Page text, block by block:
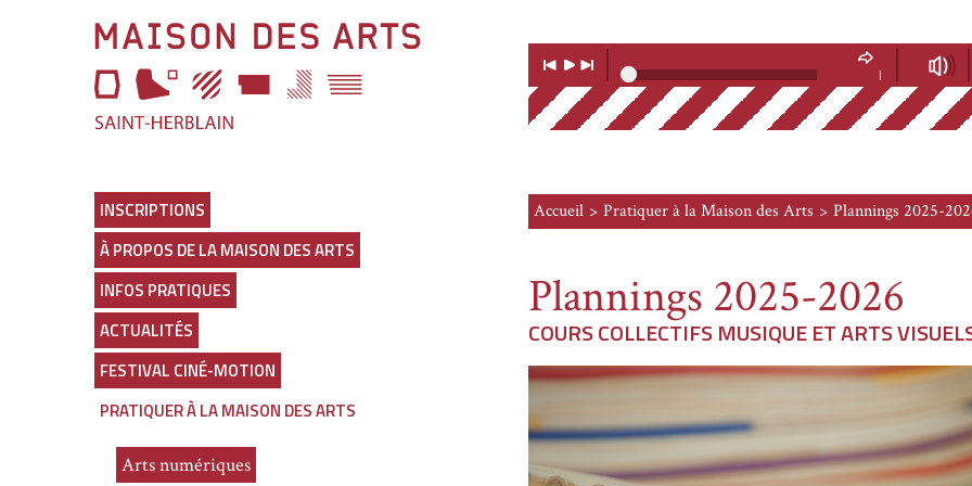
Maison
des
Arts
page
d'accueil
Lecteur
Soundcloud
Musique
précédente
LectureMusique
suivante
Volume
|
INSCRIPTIONS
À PROPOS DE LA MAISON DES ARTS
INFOS PRATIQUES
ACTUALITÉS
FESTIVAL CINÉ-MOTION
PRATIQUER À LA MAISON DES ARTS
Arts numériques
Accueil Pratiquer à la Maison des Arts Plannings 2025-
Plannings 2025-2026
COURS COLLECTIFS MUSIQUE ET ARTS